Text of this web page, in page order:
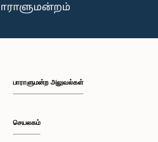
பாராளுமன்ற அலுவல்கள்
செயலகம்